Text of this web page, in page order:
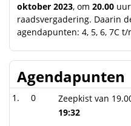
oktober 2023, om 20.00
raadsvergadering. Daarin
agendapunten: 4, 5, 6, 7C t/
Agendapunten
0
Zeepkist van
19:32